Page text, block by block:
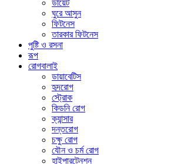
ডায়েট
ঘুরে আসুন
ফিটনেস
তারকার ফিটনেস
পুষ্টি ও রসনা
রূপ
রোগবালাই
ডায়াবেটিস
হৃদরোগ
স্ট্রোক
কিডনি রোগ
ক্যান্সার
দন্তরোগ
চক্ষু রোগ
যৌন ও চর্ম রোগ
হাইপারটেনশন